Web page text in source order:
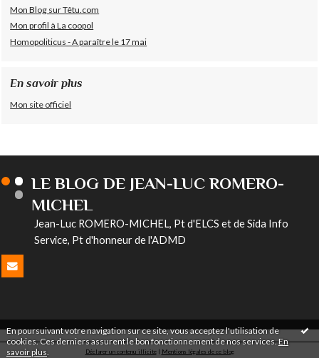
En poursuivant votre navigation sur ce site, vous acceptez l'utilisation de
cookies. Ces derniers assurent le bon fonctionnement de nos services.En
savoir plus
Mon Blog sur Têtu.com
Mon profil à La coopol
Homopoliticus - A paraître le 17 mai
En savoir plus
Mon site officiel
LE BLOG DE JEAN-LUC ROMERO-
MICHEL
Jean-Luc ROMERO-MICHEL, Pt d'ELCS et de Sida Info
Service, Pt d'honneur de l'ADMD
Déclarer un contenu illicite| Mentions légales de ce blog